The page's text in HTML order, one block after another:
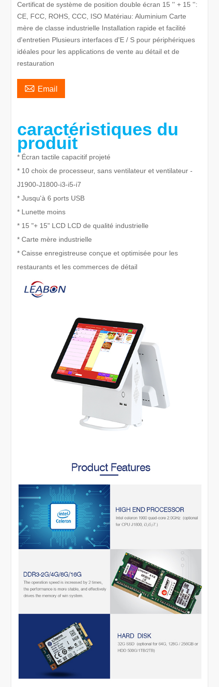
Certificat de système de position double écran 15 '' + 15 '':
CE, FCC, ROHS, CCC, ISO Matériau: Aluminium Carte
mère de classe industrielle Installation rapide et facilité
d'entretien Plusieurs interfaces d'E / S pour périphériques
idéales pour les applications de vente au détail et de
restauration
 Email
caractéristiques du
produit
* Écran tactile capacitif projeté
* 10 choix de processeur, sans ventilateur et ventilateur -
J1900-J1800-i3-i5-i7
* Jusqu'à 6 ports USB
* Lunette moins
* 15 "+ 15" LCD LCD de qualité industrielle
* Carte mère industrielle
* Caisse enregistreuse conçue et optimisée pour les
restaurants et les commerces de détail